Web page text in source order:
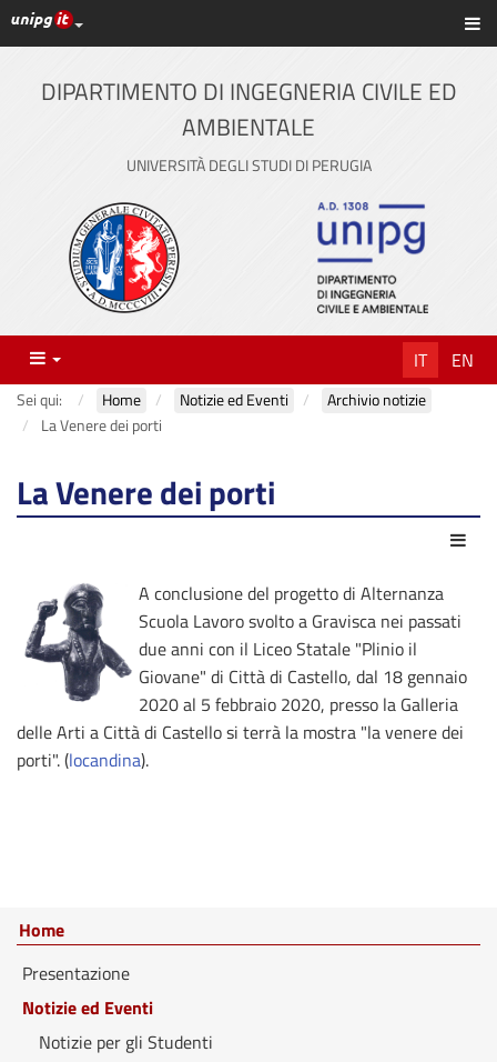
Vai
al
contenuto
principale
Link ai principali servizi web di Ateneo
DIPARTIMENTO DI INGEGNERIA CIVILE ED
AMBIENTALE
UNIVERSITÀ DEGLI STUDI DI PERUGIA
Menu IT EN
Sei qui: Home Notizie ed Eventi
Archivio notizie
La Venere dei porti
La Venere dei porti
A conclusione del progetto di Alternanza
Scuola Lavoro svolto a Gravisca nei passati
due anni con il Liceo Statale "Plinio il
Giovane" di Città di Castello, dal 18 gennaio
2020 al 5 febbraio 2020, presso la Galleria
delle Arti a Città di Castello si terrà la mostra "la venere dei
porti". (locandina).
Home
Presentazione
Notizie ed Eventi
Notizie per gli Studenti